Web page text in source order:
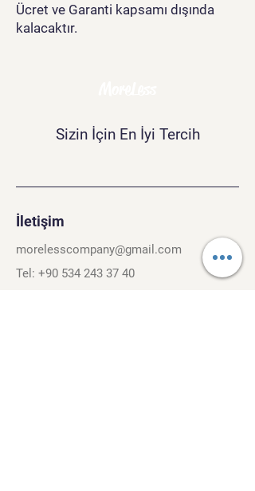
Ücret ve Garanti kapsamı dışında
kalacaktır.
Sizin İçin En İyi Tercih
İletişim
morelesscompany@gmail.com
Tel: +90 534 243 37 40